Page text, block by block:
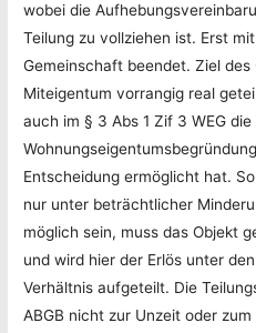
wobei die
Teilung zu vollziehen ist. Erst
Gemeinschaft beendet. Ziel
Miteigentum vorrangig real
auch im § 3 Abs 1 Zif 3 WEG die
Entscheidung ermöglicht hat.
nur unter beträchtlicher
möglich sein, muss das Objekt
und wird hier der Erlös unter
Verhältnis aufgeteilt. Die
ABGB nicht zur Unzeit oder